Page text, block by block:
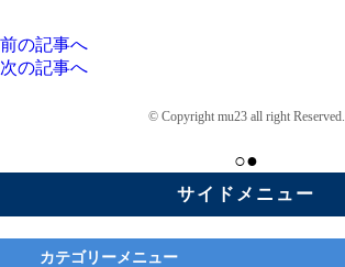
前の記事へ
次の記事へ
© Copyright mu23 all right Reserved.
○●
サイドメニュー
カテゴリーメニュー